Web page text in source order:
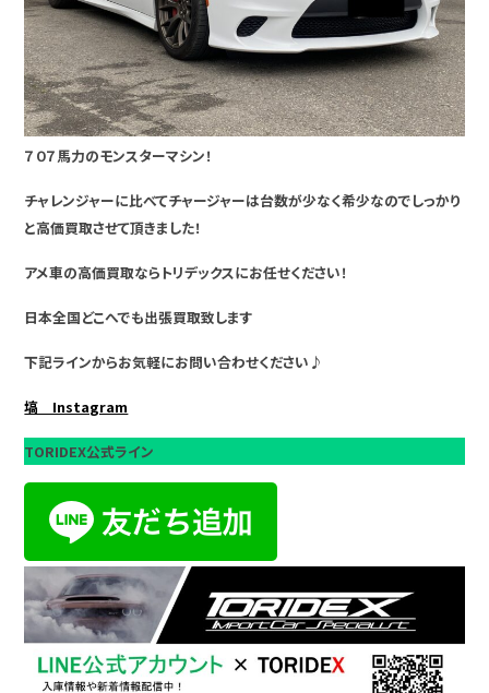
７０７馬力のモンスターマシン！
チャレンジャーに比べてチャージャーは台数が少なく希少なのでしっかり
と高価買取させて頂きました！
アメ車の高価買取ならトリデックスにお任せください！
日本全国どこへでも出張買取致します
下記ラインからお気軽にお問い合わせください♪
塙 Instagram
TORIDEX公式ライン